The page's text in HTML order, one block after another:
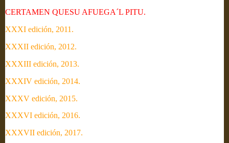
CERTAMEN QUESU AFUEGA´L PITU.
XXXI edición, 2011.
XXXII edición, 2012.
XXXIII edición, 2013.
XXXIV edición, 2014.
XXXV edición, 2015.
XXXVI edición, 2016.
XXXVII edición, 2017.